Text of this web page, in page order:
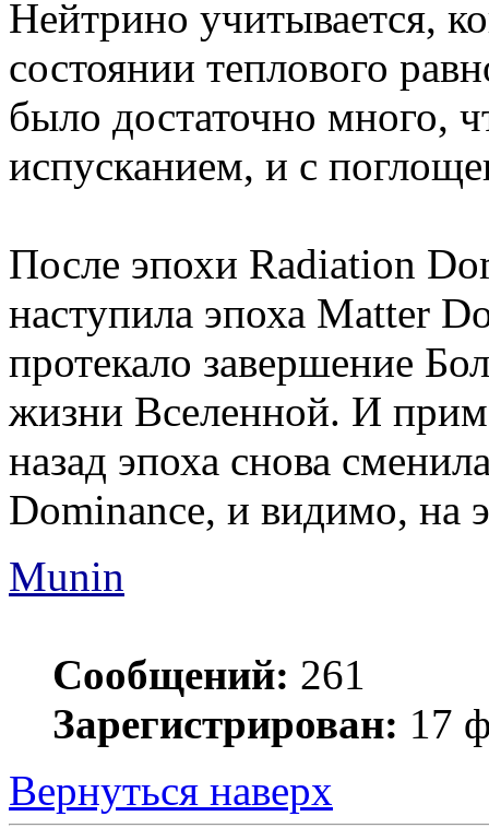
Нейтрино учитывается,
состоянии теплового
было достаточно много,
испусканием, и с
После эпохи Radiation
наступила эпоха Matter
протекало завершение
жизни Вселенной. И
назад эпоха снова
Dominance, и видимо, на
Munin
Сообщений: 261
Зарегистрирован: 17
Вернуться наверх